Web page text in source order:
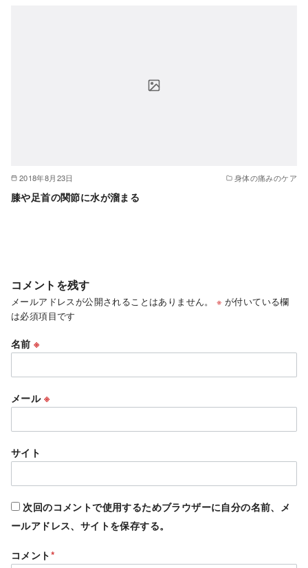
2018年8月23日 身体の痛みのケア
膝や足首の関節に水が溜まる
コメントを残す
メールアドレスが公開されることはありません。 ※ が付いている欄
は必須項目です
名前※
メール ※
サイト
次回のコメントで使用するためブラウザーに自分の名前、メ
ールアドレス、サイトを保存する。
コメント*